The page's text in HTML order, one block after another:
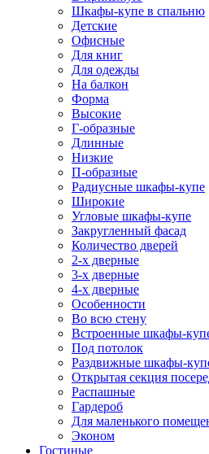
Шкафы-купе в спальню
Детские
Офисные
Для книг
Для одежды
На балкон
Форма
Высокие
Г-образные
Длинные
Низкие
П-образные
Радиусные шкафы-купе
Широкие
Угловые шкафы-купе
Закругленный фасад
Количество дверей
2-х дверные
3-х дверные
4-х дверные
Особенности
Во всю стену
Встроенные шкафы-
Под потолок
Раздвижные шкафы-
Открытая секция
Распашные
Гардероб
Для маленького
Эконом
Гостиные